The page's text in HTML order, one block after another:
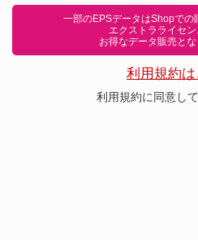
一部のEPSデータはShopでの
エクストラライセ
お得なデータ販売とな
利用規約は
利用規約に同意し